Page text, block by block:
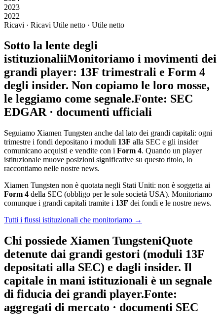
2023
2022
Ricavi · Ricavi Utile netto · Utile netto
Sotto la lente degli
istituzionaliiMonitoriamo i movimenti dei
grandi player: 13F trimestrali e Form 4
degli insider. Non copiamo le loro mosse,
le leggiamo come segnale.Fonte: SEC
EDGAR · documenti ufficiali
Seguiamo Xiamen Tungsten anche dal lato dei grandi capitali: ogni
trimestre i fondi depositano i moduli 13F alla SEC e gli insider
comunicano acquisti e vendite con i Form 4. Quando un player
istituzionale muove posizioni significative su questo titolo, lo
raccontiamo nelle nostre news.
Xiamen Tungsten non è quotata negli Stati Uniti: non è soggetta ai
Form 4 della SEC (obbligo per le sole società USA). Monitoriamo
comunque i grandi capitali tramite i 13F dei fondi e le nostre news.
Tutti i flussi istituzionali che monitoriamo →
Chi possiede Xiamen TungsteniQuote
detenute dai grandi gestori (moduli 13F
depositati alla SEC) e dagli insider. Il
capitale in mani istituzionali è un segnale
di fiducia dei grandi player.Fonte:
aggregati di mercato · documenti SEC